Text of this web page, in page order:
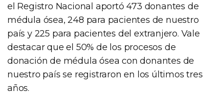
el Registro Nacional aportó 473 donantes de
médula ósea, 248 para pacientes de nuestro
país y 225 para pacientes del extranjero. Vale
destacar que el 50% de los procesos de
donación de médula ósea con donantes de
nuestro país se registraron en los últimos tres
años.